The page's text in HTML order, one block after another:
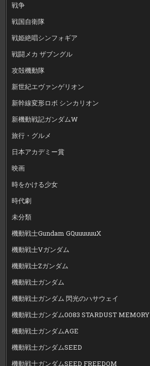
戦争
戦国自衛隊
戦姫絶唱シンフォギア
戦闘メカ ザブングル
攻殻機動隊
新世紀エヴァンゲリオン
新幹線変形ロボ シンカリオン
新機動戦記ガンダムW
旅行・グルメ
日本アカデミー賞
映画
時をかける少女
時代劇
未分類
機動戦士Gundam GQuuuuuuX
機動戦士Vガンダム
機動戦士Zガンダム
機動戦士ガンダム
機動戦士ガンダム 閃光のハサウェイ
機動戦士ガンダム0083 STARDUST MEMORY
機動戦士ガンダムAGE
機動戦士ガンダムSEED
機動戦士ガンダムSEED FREEDOM